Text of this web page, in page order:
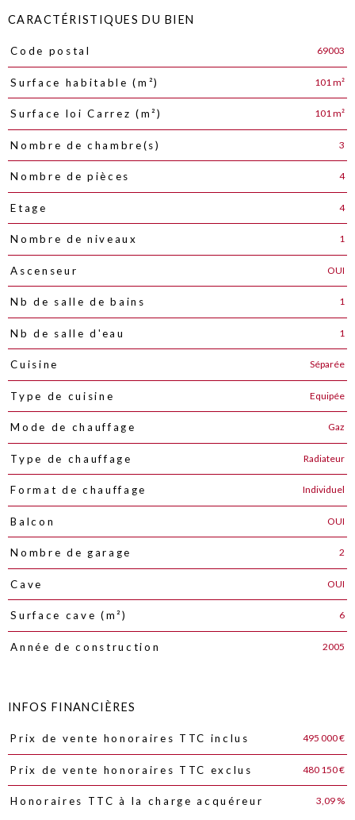
CARACTÉRISTIQUES DU BIEN
Caractéristiques
Code postal 69003
Surface habitable (m²) 101 m²
Surface loi Carrez (m²) 101 m²
Nombre de chambre(s) 3
Nombre de pièces 4
Etage 4
Nombre de niveaux 1
Ascenseur OUI
Nb de salle de bains 1
Nb de salle d'eau 1
Cuisine Séparée
Type de cuisine Equipée
Mode de chauffage Gaz
Type de chauffage Radiateur
Format de chauffage Individuel
Balcon OUI
Nombre de garage 2
Cave OUI
Surface cave (m²) 6
Année de construction 2005
INFOS FINANCIÈRES
Caractéristiques Valeurs
Prix de vente honoraires TTC inclus 495 000 €
Prix de vente honoraires TTC exclus 480 150 €
Honoraires TTC à la charge acquéreur 3,09 %